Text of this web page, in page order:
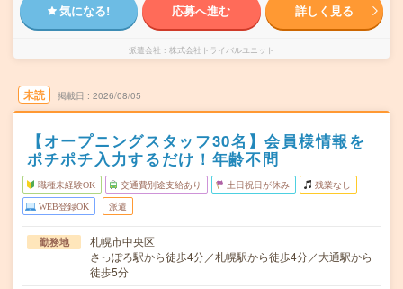
気になる! 応募へ進む 詳しく見る
派遣会社 株式会社トライバルユニット
未読 掲載日 2026/08/05
【オープニングスタッフ30名】会員様情報を
ポチポチ入力するだけ！年齢不問
職種未経験OK 交通費別途支給あり 土日祝日が休み 残業なし
WEB登録OK 派遣
勤務地
札幌市中央区
さっぽろ駅から徒歩4分／札幌駅から徒歩4分／大通駅から
徒歩5分